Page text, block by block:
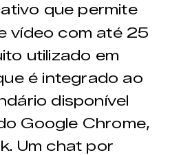
que permite
vídeo com até 25
utilizado em
é integrado ao
disponível
Google Chrome,
Um chat por